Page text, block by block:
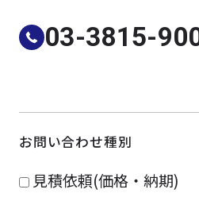
よくある質問
採
03-3815-
お問い合わせ種別
見積依頼(価格・納期)